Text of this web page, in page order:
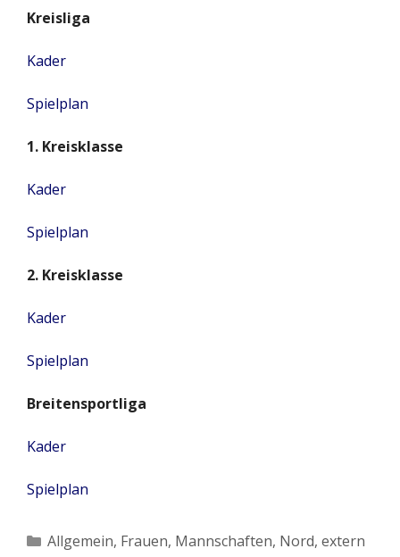
Kreisliga
Kader
Spielplan
1. Kreisklasse
Kader
Spielplan
2. Kreisklasse
Kader
Spielplan
Breitensportliga
Kader
Spielplan
Kategorien
Allgemein, Frauen, Mannschaften, Nord, extern